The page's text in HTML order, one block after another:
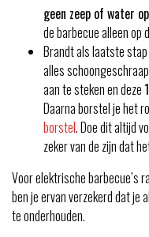
geen zeep of water
de barbecue alleen op
Brandt als laatste
alles
aan te steken en deze
Daarna borstel je het
borstel. Doe dit altijd
zeker van de zijn dat
Voor elektrische barbecue’s
ben je ervan verzekerd dat je
te onderhouden.